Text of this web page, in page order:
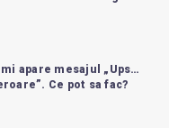
apare mesajul „Ups…
Ce pot sa fac?